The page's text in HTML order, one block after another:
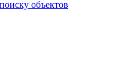
объектов